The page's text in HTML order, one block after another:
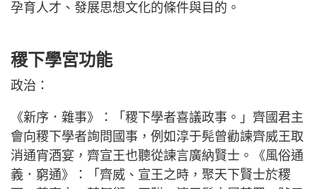
孕育人才、發展思想文化的條件與目的。
稷下學宮功能
政治：
《新序．雜事》：「稷下學者喜議政事。」齊國君主
會向稷下學者詢問國事，例如淳于髡曾勸諫齊威王取
消通宵酒宴，齊宣王也聽從諫言廣納賢士。《風俗通
義．窮通》：「齊威、宣王之時，聚天下賢士於稷